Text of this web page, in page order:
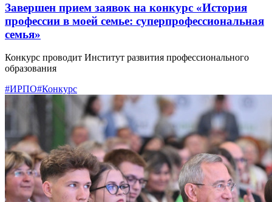
Завершен прием заявок на конкурс «История
профессии в моей семье: суперпрофессиональная
семья»
Конкурс проводит Институт развития профессионального
образования
#ИРПО#Конкурс